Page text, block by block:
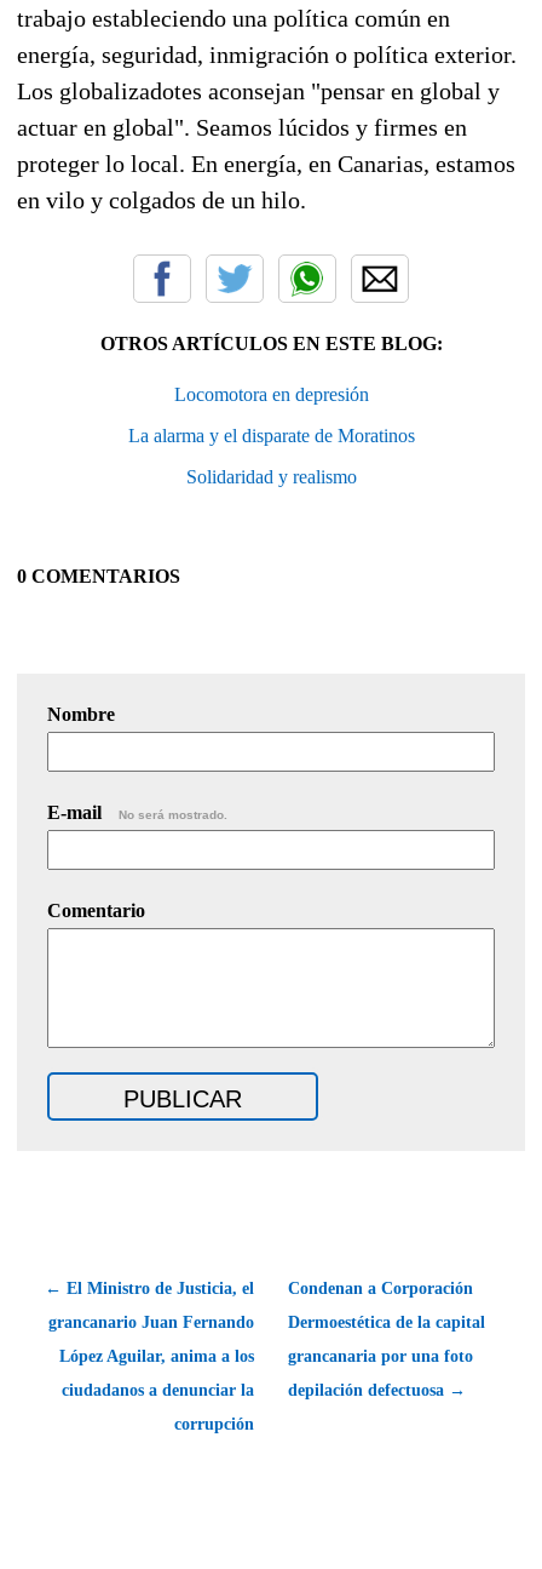
trabajo estableciendo una política común en
energía, seguridad, inmigración o política exterior.
Los globalizadotes aconsejan "pensar en global y
actuar en global". Seamos lúcidos y firmes en
proteger lo local. En energía, en Canarias, estamos
en vilo y colgados de un hilo.
OTROS ARTÍCULOS EN ESTE BLOG:
Locomotora en depresión
La alarma y el disparate de Moratinos
Solidaridad y realismo
0 COMENTARIOS
Nombre
E-mail No será mostrado.
Comentario
← El Ministro de Justicia, el
grancanario Juan Fernando
López Aguilar, anima a los
ciudadanos a denunciar la
corrupción
Condenan a Corporación
Dermoestética de la capital
grancanaria por una foto
depilación defectuosa →